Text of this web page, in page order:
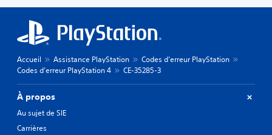
Accueil Assistance PlayStation
Codes d’erreur PlayStation
Codes d’erreur PlayStation 4
CE-35285-3
À propos
Au sujet de SIE
Carrières